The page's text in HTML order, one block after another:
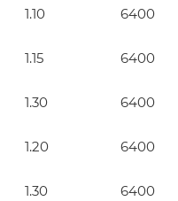
1.10 6400
1.15 6400
1.30 6400
1.20 6400
1.30 6400